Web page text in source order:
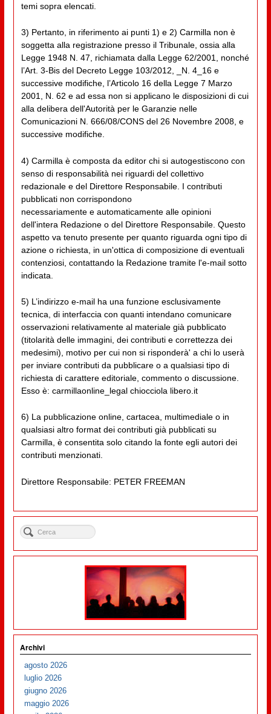
temi sopra elencati.
3) Pertanto, in riferimento ai punti 1) e 2) Carmilla non è
soggetta alla registrazione presso il Tribunale, ossia alla
Legge 1948 N. 47, richiamata dalla Legge 62/2001, nonché
l’Art. 3-Bis del Decreto Legge 103/2012, _N. 4_16 e
successive modifiche, l’Articolo 16 della Legge 7 Marzo
2001, N. 62 e ad essa non si applicano le disposizioni di cui
alla delibera dell'Autorità per le Garanzie nelle
Comunicazioni N. 666/08/CONS del 26 Novembre 2008, e
successive modifiche.
4) Carmilla è composta da editor chi si autogestiscono con
senso di responsabilità nei riguardi del collettivo
redazionale e del Direttore Responsabile. I contributi
pubblicati non corrispondono
necessariamente e automaticamente alle opinioni
dell'intera Redazione o del Direttore Responsabile. Questo
aspetto va tenuto presente per quanto riguarda ogni tipo di
azione o richiesta, in un'ottica di composizione di eventuali
contenziosi, contattando la Redazione tramite l'e-mail sotto
indicata.
5) L’indirizzo e-mail ha una funzione esclusivamente
tecnica, di interfaccia con quanti intendano comunicare
osservazioni relativamente al materiale già pubblicato
(titolarità delle immagini, dei contributi e correttezza dei
medesimi), motivo per cui non si risponderà' a chi lo userà
per inviare contributi da pubblicare o a qualsiasi tipo di
richiesta di carattere editoriale, commento o discussione.
Esso è: carmillaonline_legal chiocciola libero.it
6) La pubblicazione online, cartacea, multimediale o in
qualsiasi altro format dei contributi già pubblicati su
Carmilla, è consentita solo citando la fonte egli autori dei
contributi menzionati.
Direttore Responsabile: PETER FREEMAN
Archivi
agosto 2026
luglio 2026
giugno 2026
maggio 2026